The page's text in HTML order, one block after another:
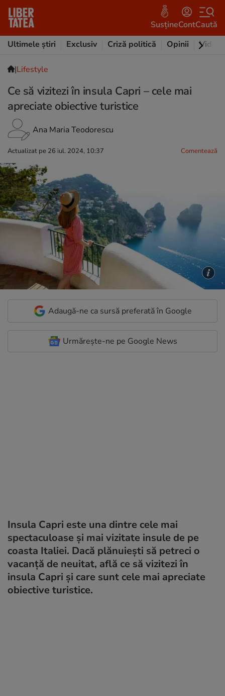
SusțineContCaută
Ultimele știri
Exclusiv Criză politică Opinii Video
|Lifestyle
Ce să vizitezi în insula Capri – cele mai
apreciate obiective turistice
Ana Maria Teodorescu
Actualizat pe 26 iul. 2024, 10:37 Comentează
Adaugă-ne ca sursă preferată în Google
Urmărește-ne pe Google News
Insula Capri este una dintre cele mai
spectaculoase și mai vizitate insule de pe
coasta Italiei. Dacă plănuiești să petreci o
vacanță de neuitat, află ce să vizitezi în
insula Capri și care sunt cele mai apreciate
obiective turistice.